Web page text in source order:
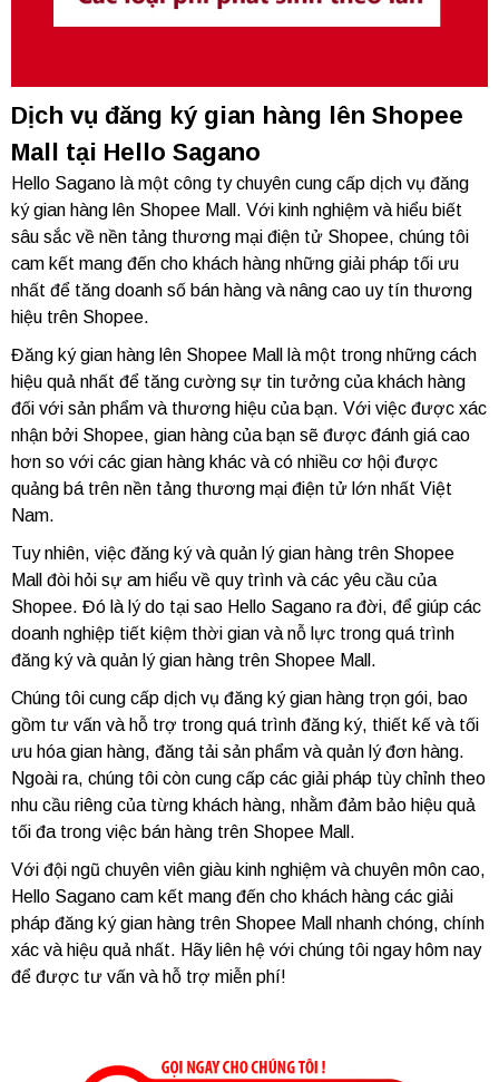
Dịch vụ đăng ký gian hàng lên Shopee
Mall tại Hello Sagano
Hello Sagano là một công ty chuyên cung cấp dịch vụ đăng
ký gian hàng lên Shopee Mall. Với kinh nghiệm và hiểu biết
sâu sắc về nền tảng thương mại điện tử Shopee, chúng tôi
cam kết mang đến cho khách hàng những giải pháp tối ưu
nhất để tăng doanh số bán hàng và nâng cao uy tín thương
hiệu trên Shopee.
Đăng ký gian hàng lên Shopee Mall là một trong những cách
hiệu quả nhất để tăng cường sự tin tưởng của khách hàng
đối với sản phẩm và thương hiệu của bạn. Với việc được xác
nhận bởi Shopee, gian hàng của bạn sẽ được đánh giá cao
hơn so với các gian hàng khác và có nhiều cơ hội được
quảng bá trên nền tảng thương mại điện tử lớn nhất Việt
Nam.
Tuy nhiên, việc đăng ký và quản lý gian hàng trên Shopee
Mall đòi hỏi sự am hiểu về quy trình và các yêu cầu của
Shopee. Đó là lý do tại sao Hello Sagano ra đời, để giúp các
doanh nghiệp tiết kiệm thời gian và nỗ lực trong quá trình
đăng ký và quản lý gian hàng trên Shopee Mall.
Chúng tôi cung cấp dịch vụ đăng ký gian hàng trọn gói, bao
gồm tư vấn và hỗ trợ trong quá trình đăng ký, thiết kế và tối
ưu hóa gian hàng, đăng tải sản phẩm và quản lý đơn hàng.
Ngoài ra, chúng tôi còn cung cấp các giải pháp tùy chỉnh theo
nhu cầu riêng của từng khách hàng, nhằm đảm bảo hiệu quả
tối đa trong việc bán hàng trên Shopee Mall.
Với đội ngũ chuyên viên giàu kinh nghiệm và chuyên môn cao,
Hello Sagano cam kết mang đến cho khách hàng các giải
pháp đăng ký gian hàng trên Shopee Mall nhanh chóng, chính
xác và hiệu quả nhất. Hãy liên hệ với chúng tôi ngay hôm nay
để được tư vấn và hỗ trợ miễn phí!